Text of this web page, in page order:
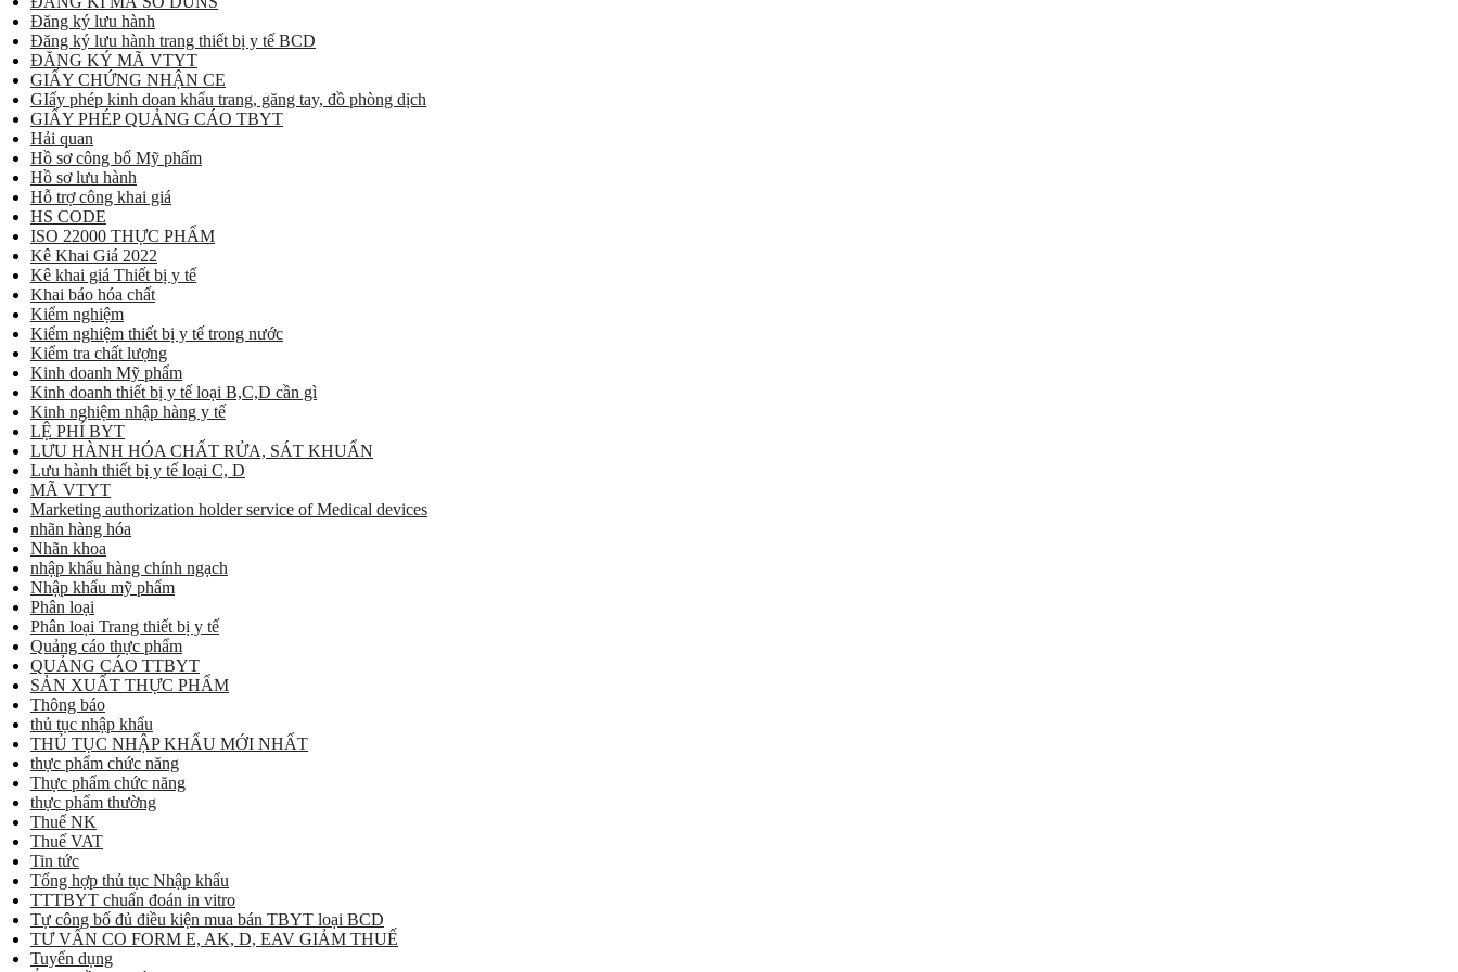
Đăng ký lưu hành
Đăng ký lưu hành trang thiết bị y tế BCD
ĐĂNG KÝ MÃ VTYT
GIẤY CHỨNG NHẬN CE
GIấy phép kinh doan khẩu trang, găng tay, đồ phòng dịch
GIẤY PHÉP QUẢNG CÁO TBYT
Hải quan
Hồ sơ công bố Mỹ phẩm
Hồ sơ lưu hành
Hỗ trợ công khai giá
HS CODE
ISO 22000 THỰC PHẨM
Kê Khai Giá 2022
Kê khai giá Thiết bị y tế
Khai báo hóa chất
Kiểm nghiệm
Kiểm nghiệm thiết bị y tế trong nước
Kiểm tra chất lượng
Kinh doanh Mỹ phẩm
Kinh doanh thiết bị y tế loại B,C,D cần gì
Kinh nghiệm nhập hàng y tế
LỆ PHÍ BYT
LƯU HÀNH HÓA CHẤT RỬA, SÁT KHUẨN
Lưu hành thiết bị y tế loại C, D
MÃ VTYT
Marketing authorization holder service of Medical devices
nhãn hàng hóa
Nhãn khoa
nhập khẩu hàng chính ngạch
Nhập khẩu mỹ phẩm
Phân loại
Phân loại Trang thiết bị y tế
Quảng cáo thực phẩm
QUẢNG CÁO TTBYT
SẢN XUẤT THỰC PHẨM
Thông báo
thủ tục nhập khẩu
THỦ TỤC NHẬP KHẨU MỚI NHẤT
thực phẩm chức năng
Thực phẩm chức năng
thực phẩm thường
Thuế NK
Thuế VAT
Tin tức
Tổng hợp thủ tục Nhập khẩu
TTTBYT chuẩn đoán in vitro
Tự công bố đủ điều kiện mua bán TBYT loại BCD
TƯ VẤN CO FORM E, AK, D, EAV GIẢM THUẾ
Tuyển dụng